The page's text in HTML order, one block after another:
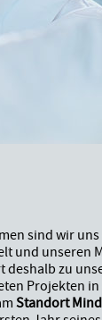
sind wir
und unseren
deshalb zu
Projekten in
Standort